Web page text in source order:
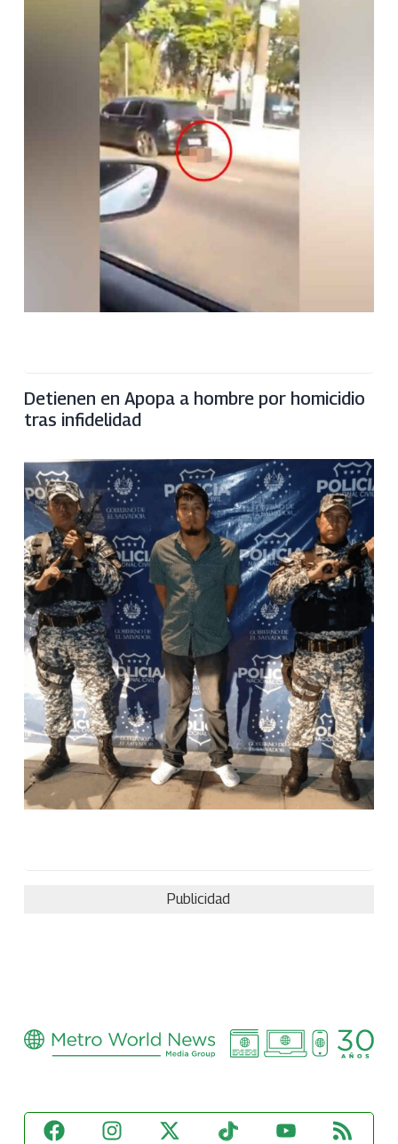
Detienen en Apopa a hombre por homicidio
tras infidelidad
Publicidad